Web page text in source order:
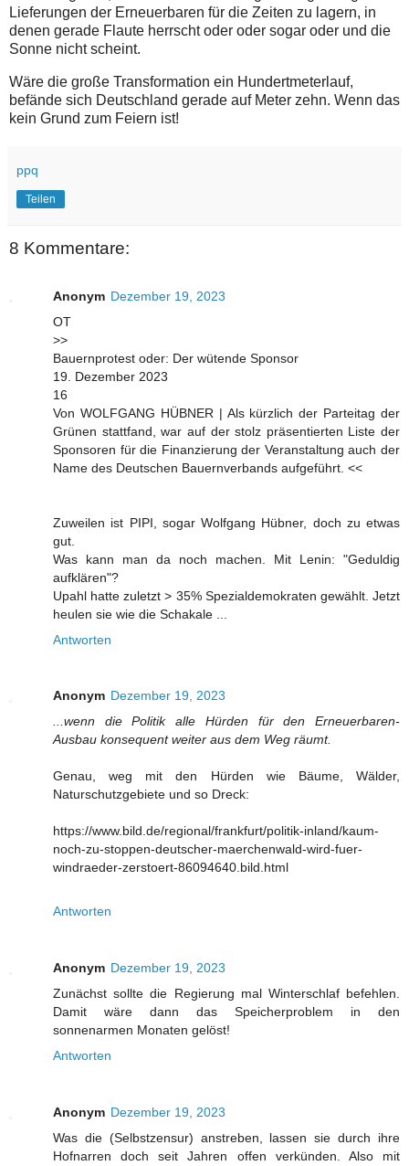
Lieferungen der Erneuerbaren für die Zeiten zu lagern, in
denen gerade Flaute herrscht oder oder sogar oder und die
Sonne nicht scheint.
Wäre die große Transformation ein Hundertmeterlauf,
befände sich Deutschland gerade auf Meter zehn. Wenn das
kein Grund zum Feiern ist!
ppq
Teilen
8 Kommentare:
Anonym Dezember 19, 2023
OT
>>
Bauernprotest oder: Der wütende Sponsor
19. Dezember 2023
16
Von WOLFGANG HÜBNER | Als kürzlich der Parteitag der
Grünen stattfand, war auf der stolz präsentierten Liste der
Sponsoren für die Finanzierung der Veranstaltung auch der
Name des Deutschen Bauernverbands aufgeführt. <<
Zuweilen ist PIPI, sogar Wolfgang Hübner, doch zu etwas
gut.
Was kann man da noch machen. Mit Lenin: "Geduldig
aufklären"?
Upahl hatte zuletzt > 35% Spezialdemokraten gewählt. Jetzt
heulen sie wie die Schakale ...
Antworten
Anonym Dezember 19, 2023
...wenn die Politik alle Hürden für den Erneuerbaren-
Ausbau konsequent weiter aus dem Weg räumt.
Genau, weg mit den Hürden wie Bäume, Wälder,
Naturschutzgebiete und so Dreck:
https://www.bild.de/regional/frankfurt/politik-inland/kaum-
noch-zu-stoppen-deutscher-maerchenwald-wird-fuer-
windraeder-zerstoert-86094640.bild.html
Antworten
Anonym Dezember 19, 2023
Zunächst sollte die Regierung mal Winterschlaf befehlen.
Damit wäre dann das Speicherproblem in den
sonnenarmen Monaten gelöst!
Antworten
Anonym Dezember 19, 2023
Was die (Selbstzensur) anstreben, lassen sie durch ihre
Hofnarren doch seit Jahren offen verkünden. Also mit